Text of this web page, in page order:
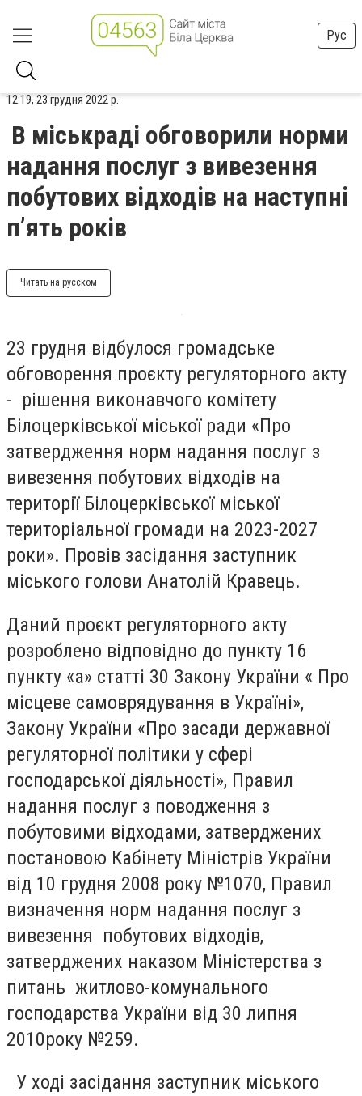
Рус
12:19, 23 грудня 2022 р.
В міськраді обговорили норми
надання послуг з вивезення
побутових відходів на наступні
п’ять років
Читать на русском
23 грудня відбулося громадське
обговорення проєкту регуляторного акту
- рішення виконавчого комітету
Білоцерківської міської ради «Про
затвердження норм надання послуг з
вивезення побутових відходів на
території Білоцерківської міської
територіальної громади на 2023-2027
роки». Провів засідання заступник
міського голови Анатолій Кравець.
Даний проєкт регуляторного акту
розроблено відповідно до пункту 16
пункту «а» статті 30 Закону України « Про
місцеве самоврядування в Україні»,
Закону України «Про засади державної
регуляторної політики у сфері
господарської діяльності», Правил
надання послуг з поводження з
побутовими відходами, затверджених
постановою Кабінету Міністрів України
від 10 грудня 2008 року №1070, Правил
визначення норм надання послуг з
вивезення побутових відходів,
затверджених наказом Міністерства з
питань житлово-комунального
господарства України від 30 липня
2010року №259.
У ході засідання заступник міського